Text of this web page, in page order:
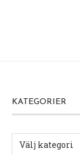
KATEGORIER